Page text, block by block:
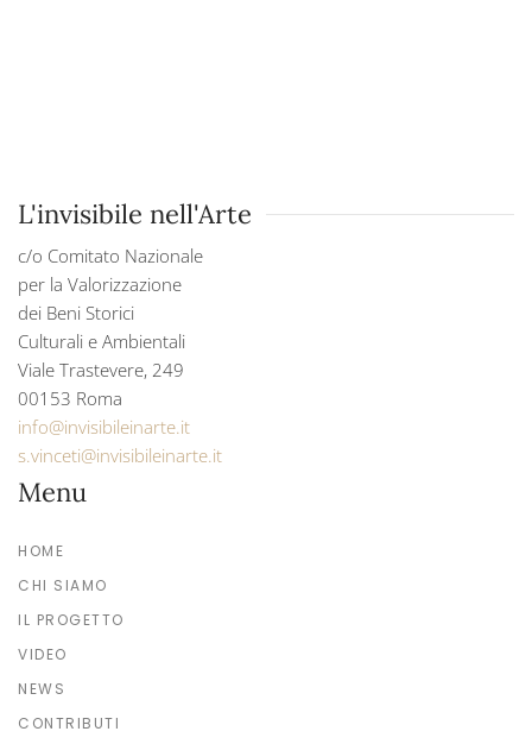
L'invisibile nell'Arte
c/o Comitato Nazionale
per la Valorizzazione
dei Beni Storici
Culturali e Ambientali
Viale Trastevere, 249
00153 Roma
info@invisibileinarte.it
s.vinceti@invisibileinarte.it
Menu
HOME
CHI SIAMO
IL PROGETTO
VIDEO
NEWS
CONTRIBUTI